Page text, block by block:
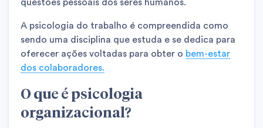
questões pessoais dos seres humanos.
A psicologia do trabalho é compreendida como
sendo uma disciplina que estuda e se dedica para
oferecer ações voltadas para obter o bem-estar
dos colaboradores.
O que é psicologia
organizacional?